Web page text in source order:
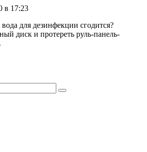
в 17:23
для дезинфекции сгодится?
диск и протереть руль-панель-